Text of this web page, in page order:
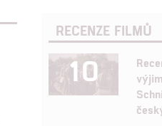
RECENZE FILMŮ
10